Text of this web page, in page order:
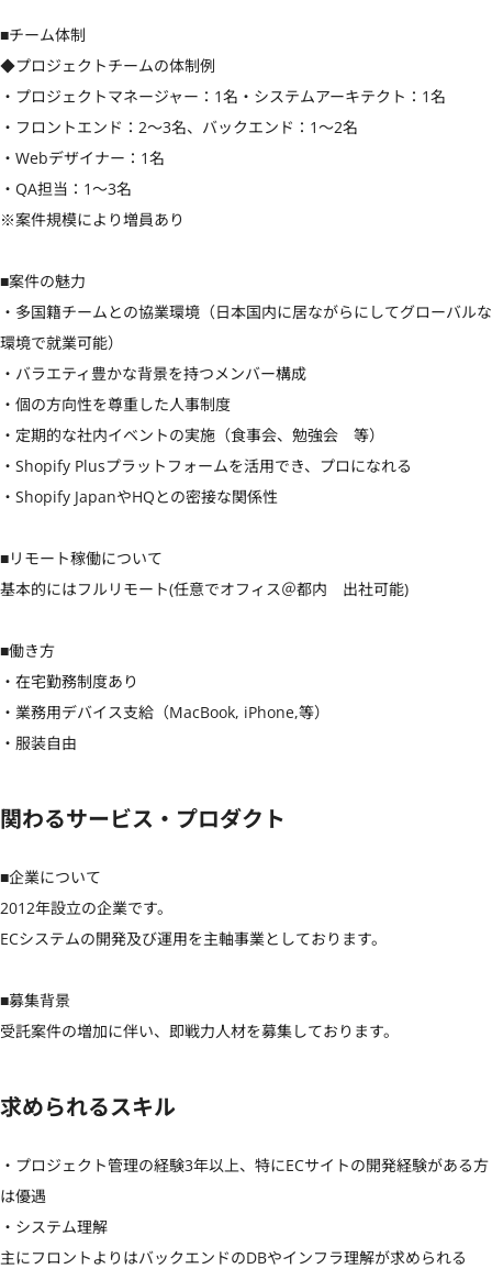
■チーム体制
◆プロジェクトチームの体制例
・プロジェクトマネージャー：1名・システムアーキテクト：1名
・フロントエンド：2〜3名、バックエンド：1〜2名
・Webデザイナー：1名
・QA担当：1〜3名
※案件規模により増員あり
■案件の魅力
・多国籍チームとの協業環境（日本国内に居ながらにしてグローバルな
環境で就業可能）
・バラエティ豊かな背景を持つメンバー構成
・個の方向性を尊重した人事制度
・定期的な社内イベントの実施（食事会、勉強会　等）
・Shopify Plusプラットフォームを活用でき、プロになれる
・Shopify JapanやHQとの密接な関係性
■リモート稼働について
基本的にはフルリモート(任意でオフィス＠都内　出社可能)
■働き方
・在宅勤務制度あり
・業務用デバイス支給（MacBook, iPhone,等）
・服装自由
関わるサービス・プロダクト
■企業について
2012年設立の企業です。
ECシステムの開発及び運用を主軸事業としております。
■募集背景
受託案件の増加に伴い、即戦力人材を募集しております。
求められるスキル
・プロジェクト管理の経験3年以上、特にECサイトの開発経験がある方
は優遇
・システム理解
主にフロントよりはバックエンドのDBやインフラ理解が求められる